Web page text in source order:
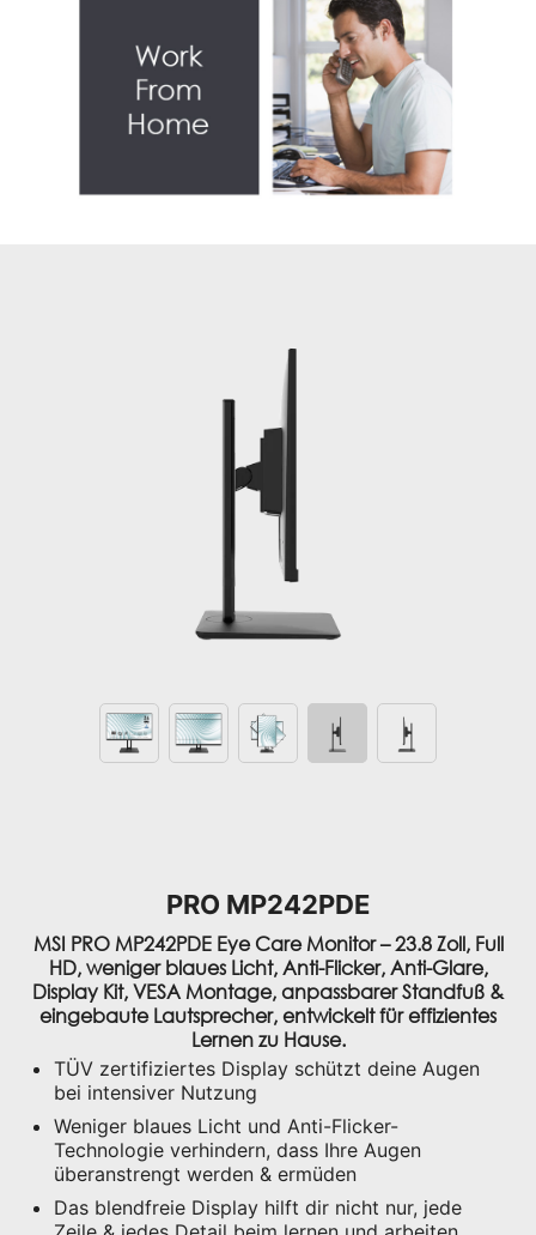
PRO MP242PDE
MSI PRO MP242PDE Eye Care Monitor – 23.8 Zoll, Full
HD, weniger blaues Licht, Anti-Flicker, Anti-Glare,
Display Kit, VESA Montage, anpassbarer Standfuß &
eingebaute Lautsprecher, entwickelt für effizientes
Lernen zu Hause.
TÜV zertifiziertes Display schützt deine Augen
bei intensiver Nutzung
Weniger blaues Licht und Anti-Flicker-
Technologie verhindern, dass Ihre Augen
überanstrengt werden & ermüden
Das blendfreie Display hilft dir nicht nur, jede